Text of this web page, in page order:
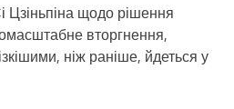
Цзіньпіна щодо рішення
вторгнення,
ніж раніше, йдеться у